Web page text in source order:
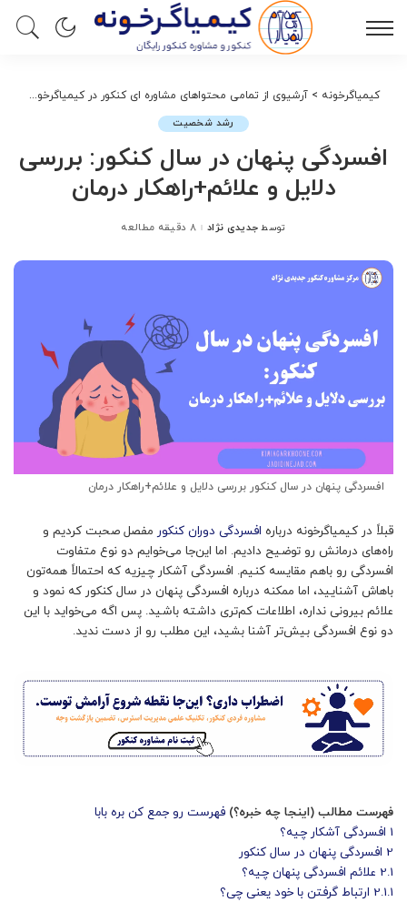
کیمیاگرخونه > آرشیوی از تمامی محتواهای مشاوره ای کنکور در کیمیاگرخونه
رشد شخصیت
افسردگی پنهان در سال کنکور: بررسی
دلایل و علائم+راهکار درمان
ارسال
توسط جدیدی نژاد 8 دقیقه مطالعه
افسردگی پنهان در سال کنکور بررسی دلایل و علائم+راهکار درمان
قبلاً در کیمیاگرخونه درباره افسردگی دوران کنکور مفصل صحبت کردیم و
راه‌های درمانش رو توضیح دادیم. اما این‌جا می‌خوایم دو نوع متفاوت
افسردگی رو باهم مقایسه کنیم. افسردگی آشکار چیزیه که احتمالاً همه‌تون
باهاش آشنایید، اما ممکنه درباره افسردگی پنهان در سال کنکور که نمود و
علائم بیرونی نداره، اطلاعات کم‌تری داشته باشید. پس اگه می‌خواید با این
دو نوع افسردگی بیش‌تر آشنا بشید، این مطلب رو از دست ندید.
فهرست مطالب (اینجا چه خبره؟) فهرست رو جمع کن بره بابا
1 افسردگی آشکار چیه؟
2 افسردگی پنهان در سال کنکور
2.1 علائم افسردگی پنهان چیه؟
2.1.1 ارتباط گرفتن با خود یعنی چی؟